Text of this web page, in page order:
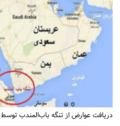
دریافت عوارض از تنگه باب‌المندب توسط